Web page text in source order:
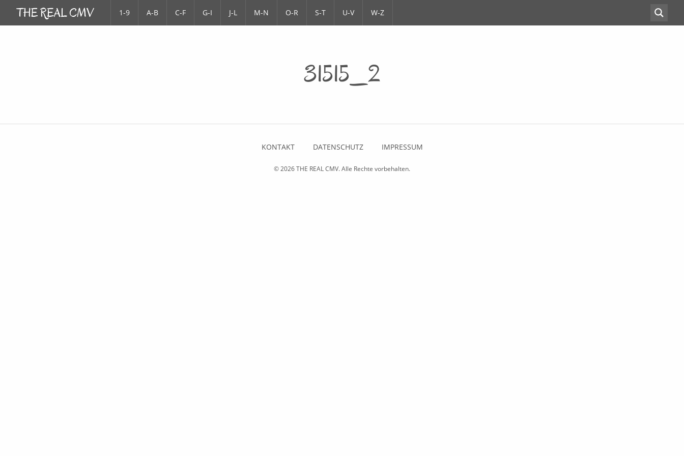
1-9 A-B C-F G-I J-L M-N O-R S-T U-V W-Z
31515_2
KONTAKT DATENSCHUTZ IMPRESSUM
© 2026THE REAL CMV. Alle Rechte vorbehalten.